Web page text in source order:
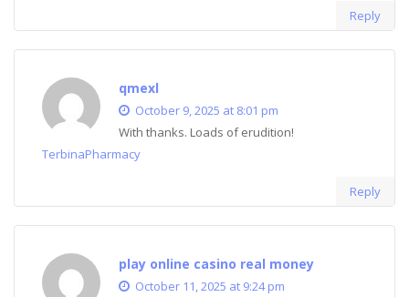
Reply
qmexl
October 9, 2025 at 8:01 pm
With thanks. Loads of erudition!
TerbinaPharmacy
Reply
play online casino real money
October 11, 2025 at 9:24 pm